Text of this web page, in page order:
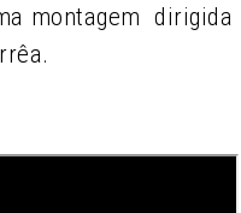
montagem dirigida